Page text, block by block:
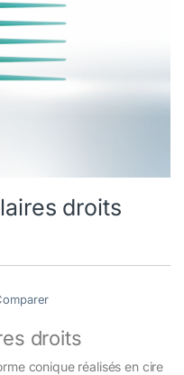
droits
droits
conique réalisés en cire